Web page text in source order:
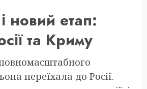
новий етап:
та Криму
переїхала до Росії.